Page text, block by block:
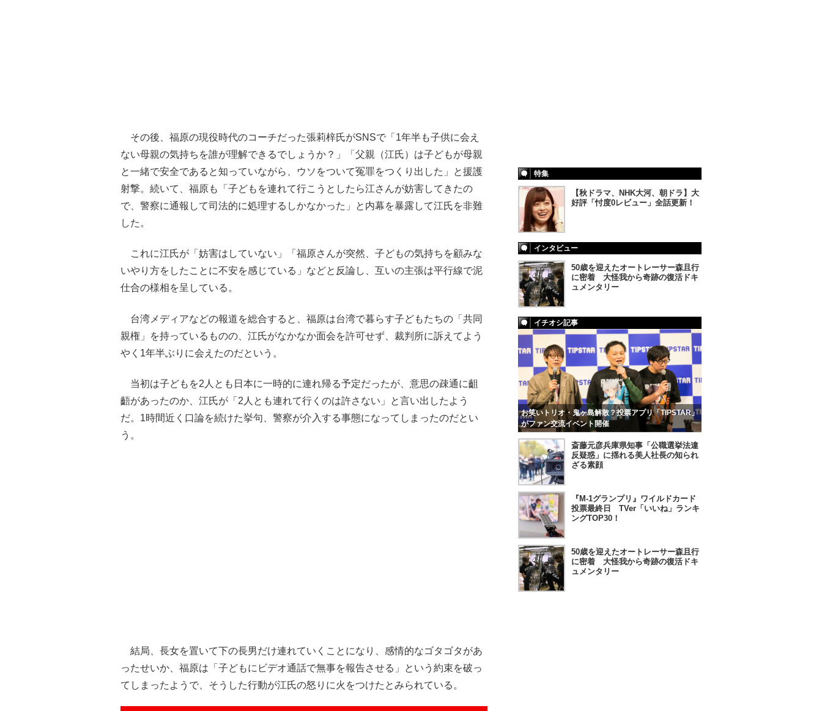
その後、福原の現役時代のコーチだった張莉梓氏がSNSで「1年半も子供に会え
ない母親の気持ちを誰が理解できるでしょうか？」「父親（江氏）は子どもが母親
と一緒で安全であると知っていながら、ウソをついて冤罪をつくり出した」と援護
射撃。続いて、福原も「子どもを連れて行こうとしたら江さんが妨害してきたの
で、警察に通報して司法的に処理するしかなかった」と内幕を暴露して江氏を非難
した。
これに江氏が「妨害はしていない」「福原さんが突然、子どもの気持ちを顧みな
いやり方をしたことに不安を感じている」などと反論し、互いの主張は平行線で泥
仕合の様相を呈している。
台湾メディアなどの報道を総合すると、福原は台湾で暮らす子どもたちの「共同
親権」を持っているものの、江氏がなかなか面会を許可せず、裁判所に訴えてよう
やく1年半ぶりに会えたのだという。
当初は子どもを2人とも日本に一時的に連れ帰る予定だったが、意思の疎通に齟
齬があったのか、江氏が「2人とも連れて行くのは許さない」と言い出したよう
だ。1時間近く口論を続けた挙句、警察が介入する事態になってしまったのだとい
う。
結局、長女を置いて下の長男だけ連れていくことになり、感情的なゴタゴタがあ
ったせいか、福原は「子どもにビデオ通話で無事を報告させる」という約束を破っ
てしまったようで、そうした行動が江氏の怒りに火をつけたとみられている。
特集
【秋ドラマ、NHK大河、朝ドラ】大
好評「忖度0レビュー」全話更新！
インタビュー
50歳を迎えたオートレーサー森且行
に密着 大怪我から奇跡の復活ドキ
ュメンタリー
イチオシ記事
お笑いトリオ・鬼ヶ島解散？投票アプリ「TIPSTAR」
がファン交流イベント開催
斎藤元彦兵庫県知事「公職選挙法違
反疑惑」に揺れる美人社長の知られ
ざる素顔
『M-1グランプリ』ワイルドカード
投票最終日 TVer「いいね」ランキ
ングTOP30！
50歳を迎えたオートレーサー森且行
に密着 大怪我から奇跡の復活ドキ
ュメンタリー